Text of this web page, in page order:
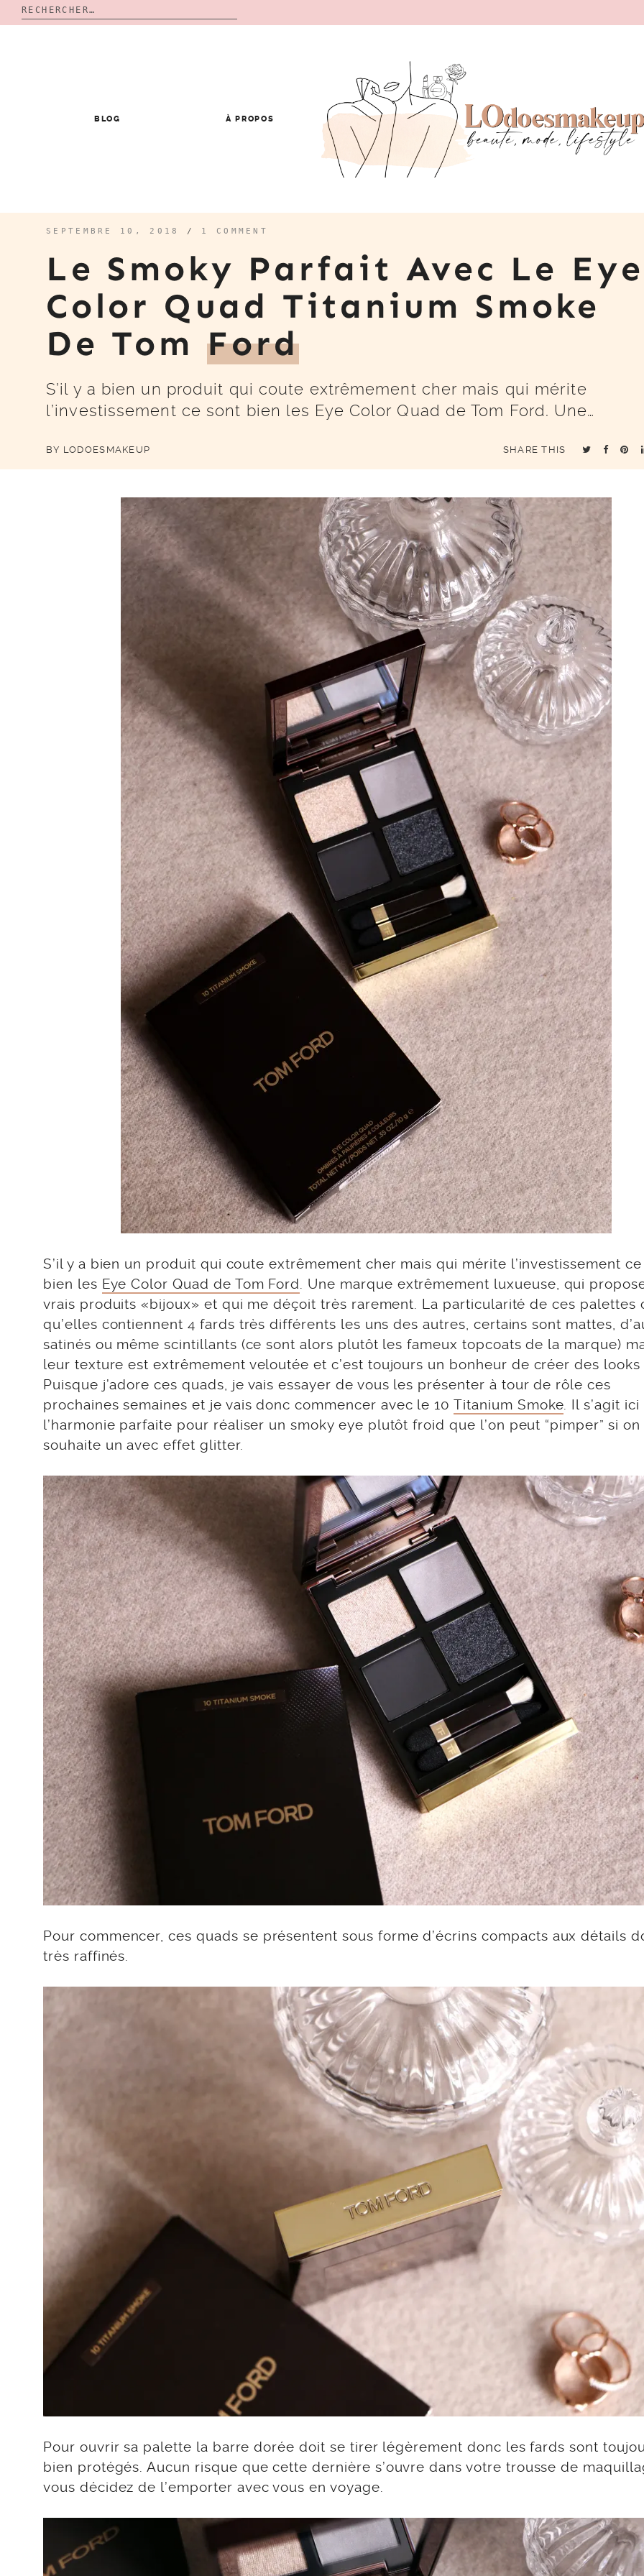
Rechercher :
BLOG À PROPOS
SEPTEMBRE 10, 2018 / 1 COMMENT
Le Smoky Parfait Avec Le Eye
Color Quad Titanium Smoke
De Tom Ford
S’il y a bien un produit qui coute extrêmement cher mais qui mérite
l’investissement ce sont bien les Eye Color Quad de Tom Ford. Une…
BY LODOESMAKEUP SHARE THIS
S’il y a bien un produit qui coute extrêmement cher mais qui mérite l’investissement
bien les Eye Color Quad de Tom Ford . Une marque extrêmement luxueuse, qui
vrais produits «bijoux» et qui me déçoit très rarement. La particularité de ces palettes
qu’elles contiennent 4 fards très différents les uns des autres, certains sont mattes,
satinés ou même scintillants (ce sont alors plutôt les fameux topcoats de la marque)
leur texture est extrêmement veloutée et c’est toujours un bonheur de créer des looks
Puisque j’adore ces quads, je vais essayer de vous les présenter à tour de rôle ces
prochaines semaines et je vais donc commencer avec le 10Titanium Smoke . Il s’agit
l’harmonie parfaite pour réaliser un smoky eye plutôt froid que l’on peut “pimper” si
souhaite un avec effet glitter.
Pour commencer, ces quads se présentent sous forme d’écrins compacts aux détails
très raffinés.
Pour ouvrir sa palette la barre dorée doit se tirer légèrement donc les fards sont
bien protégés. Aucun risque que cette dernière s’ouvre dans votre trousse de
vous décidez de l’emporter avec vous en voyage.